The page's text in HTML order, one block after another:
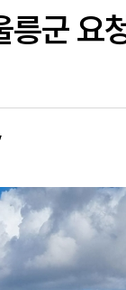
군 요